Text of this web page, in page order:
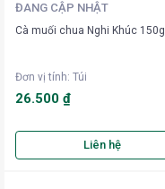
ĐANG CẬP NHẬT
Cà muối chua Nghi Khúc 150g
Đơn vị tính: Túi
26.500 ₫
Liên hệ